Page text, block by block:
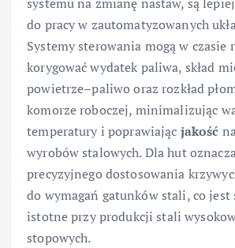
do pracy w zautomatyzowanych
Systemy sterowania mogą w czasie
korygować wydatek paliwa, skład
powietrze–paliwo oraz rozkład
komorze roboczej, minimalizując
temperatury i poprawiając jakość
wyrobów stalowych. Dla hut
precyzyjnego dostosowania
do wymagań gatunków stali, co jest
istotne przy produkcji stali
stopowych.